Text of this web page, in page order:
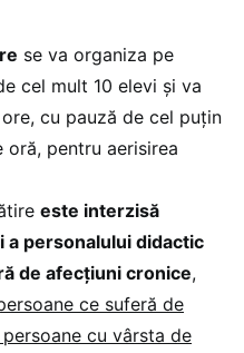
se va organiza pe
cel mult 10 elevi și va
cu pauză de cel puțin
oră, pentru aerisirea
este interzisă
a personalului didactic
de afecțiuni cronice,
ce suferă de
cu vârsta de